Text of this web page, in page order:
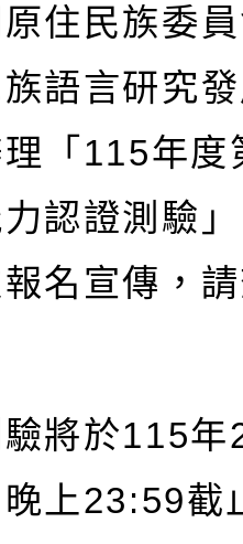
住民族委
語言研究
「 115年度
認證測驗
名宣傳，
將於115年
上23:59截